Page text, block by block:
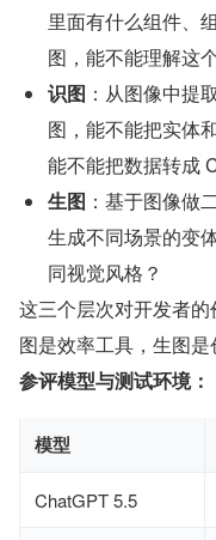
里面有什么组件、
图，能不能理解这
识图 ：从图像中提
图，能不能把实体
能不能把数据转成
生图 ：基于图像做
生成不同场景的变
同视觉风格？
这三个层次对开发者
图是效率工具，生图是
参评模型与测试环境：
模型
ChatGPT 5.5